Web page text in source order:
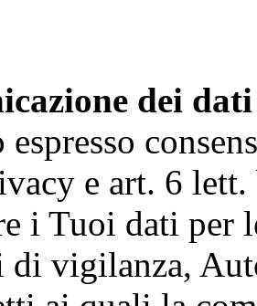
dei dati
espresso
e art. 6
i Tuoi dati per
di vigilanza,